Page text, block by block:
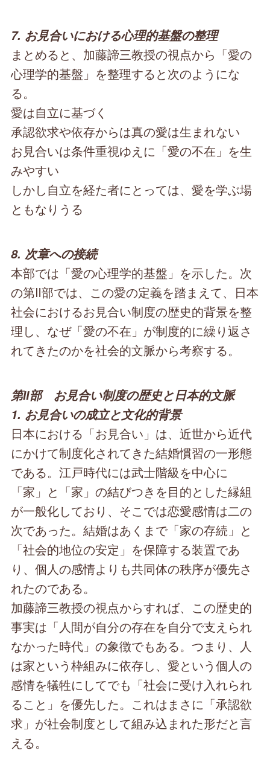
7. お見合いにおける心理的基盤の整理
まとめると、加藤諦三教授の視点から「愛の
心理学的基盤」を整理すると次のようにな
る。
愛は自立に基づく
承認欲求や依存からは真の愛は生まれない
お見合いは条件重視ゆえに「愛の不在」を生
みやすい
しかし自立を経た者にとっては、愛を学ぶ場
ともなりうる
8. 次章への接続
本部では「愛の心理学的基盤」を示した。次
の第Ⅱ部では、この愛の定義を踏まえて、日本
社会におけるお見合い制度の歴史的背景を整
理し、なぜ「愛の不在」が制度的に繰り返さ
れてきたのかを社会的文脈から考察する。
第Ⅱ部 お見合い制度の歴史と日本的文脈
1. お見合いの成立と文化的背景
日本における「お見合い」は、近世から近代
にかけて制度化されてきた結婚慣習の一形態
である。江戸時代には武士階級を中心に
「家」と「家」の結びつきを目的とした縁組
が一般化しており、そこでは恋愛感情は二の
次であった。結婚はあくまで「家の存続」と
「社会的地位の安定」を保障する装置であ
り、個人の感情よりも共同体の秩序が優先さ
れたのである。
加藤諦三教授の視点からすれば、この歴史的
事実は「人間が自分の存在を自分で支えられ
なかった時代」の象徴でもある。つまり、人
は家という枠組みに依存し、愛という個人の
感情を犠牲にしてでも「社会に受け入れられ
ること」を優先した。これはまさに「承認欲
求」が社会制度として組み込まれた形だと言
える。